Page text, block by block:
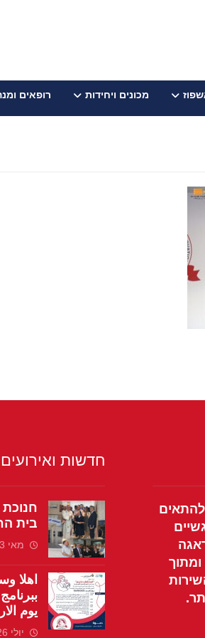
מכונים ויחידות רופאים
חדשות ואירועים
בית
מאי 23, 2017
اهلا
يوم الاربعاء
יולי 26, 2023